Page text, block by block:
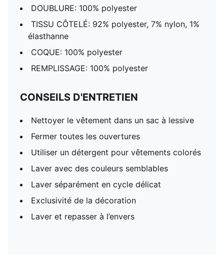
DOUBLURE: 100% polyester
TISSU CÔTELÉ: 92% polyester, 7% nylon, 1%
élasthanne
COQUE: 100% polyester
REMPLISSAGE: 100% polyester
CONSEILS D'ENTRETIEN
Nettoyer le vêtement dans un sac à lessive
Fermer toutes les ouvertures
Utiliser un détergent pour vêtements colorés
Laver avec des couleurs semblables
Laver séparément en cycle délicat
Exclusivité de la décoration
Laver et repasser à l’envers